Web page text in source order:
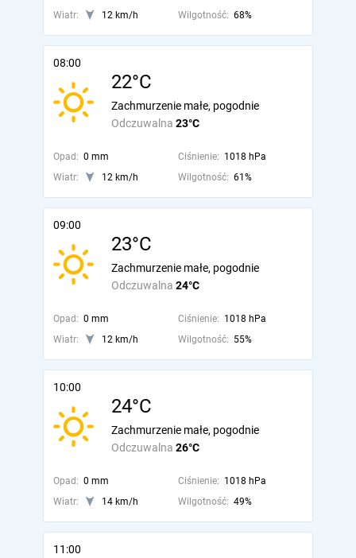
Wiatr: 12 km/h Wilgotność: 68%
08:00
22°C
Odczuwalna 23°C
Zachmurzenie małe, pogodnie
Opad: 0 mm Ciśnienie: 1018 hPa
Wiatr:
12 km/h Wilgotność: 61%
09:00
23°C
Odczuwalna 24°C
Zachmurzenie małe, pogodnie
Opad: 0 mm Ciśnienie: 1018 hPa
Wiatr:
12 km/h Wilgotność: 55%
10:00
24°C
Odczuwalna 26°C
Zachmurzenie małe, pogodnie
Opad: 0 mm Ciśnienie: 1018 hPa
Wiatr:
14 km/h Wilgotność: 49%
11:00